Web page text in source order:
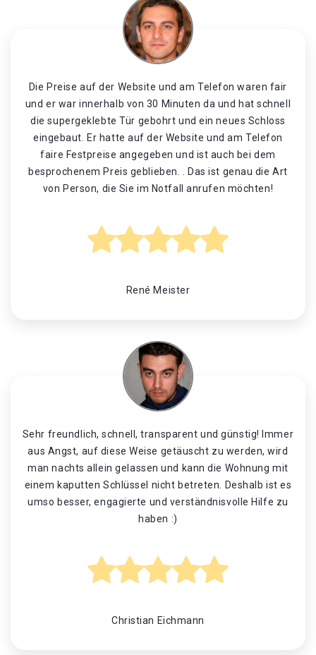
Die Preise auf der Website und am Telefon waren fair
und er war innerhalb von 30 Minuten da und hat schnell
die supergeklebte Tür gebohrt und ein neues Schloss
eingebaut. Er hatte auf der Website und am Telefon
faire Festpreise angegeben und ist auch bei dem
besprochenem Preis geblieben. . Das ist genau die Art
von Person, die Sie im Notfall anrufen möchten!
René Meister
Sehr freundlich, schnell, transparent und günstig! Immer
aus Angst, auf diese Weise getäuscht zu werden, wird
man nachts allein gelassen und kann die Wohnung mit
einem kaputten Schlüssel nicht betreten. Deshalb ist es
umso besser, engagierte und verständnisvolle Hilfe zu
haben :)
Christian Eichmann